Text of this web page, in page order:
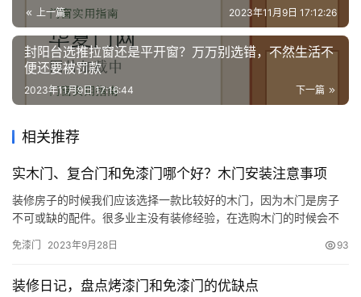
上一篇 2023年11月9日 17:12:26
封阳台选推拉窗还是平开窗？万万别选错，不然生活不
便还要被罚款
下一篇
2023年11月9日 17:16:44
相关推荐
实木门、复合门和免漆门哪个好？木门安装注意事项
装修房子的时候我们应该选择一款比较好的木门，因为木门是房子
不可或缺的配件。很多业主没有装修经验，在选购木门的时候会不
漆门哪个好? 一、新房买实木门、复合门还是模压门? 1、木门材质
漆门，基本500-900左右就能搞定一扇，但是要注意的是这种木…
免漆门 2023年9月28日 93
装修日记，盘点烤漆门和免漆门的优缺点